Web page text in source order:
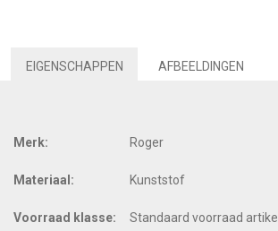
EIGENSCHAPPEN AFBEELDINGEN
Merk: Roger
Materiaal: Kunststof
Voorraad klasse: Standaard voorraad artikel